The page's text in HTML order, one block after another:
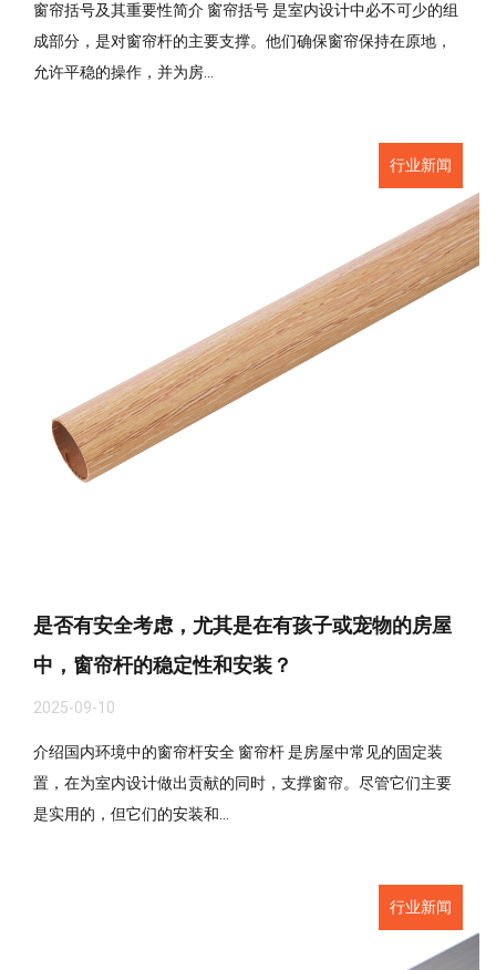
窗帘括号及其重要性简介 窗帘括号 是室内设计中必不可少的组
成部分，是对窗帘杆的主要支撑。他们确保窗帘保持在原地，
允许平稳的操作，并为房...
行业新闻
是否有安全考虑，尤其是在有孩子或宠物的房屋
中，窗帘杆的稳定性和安装？
2025-09-10
介绍国内环境中的窗帘杆安全 窗帘杆 是房屋中常见的固定装
置，在为室内设计做出贡献的同时，支撑窗帘。尽管它们主要
是实用的，但它们的安装和...
行业新闻